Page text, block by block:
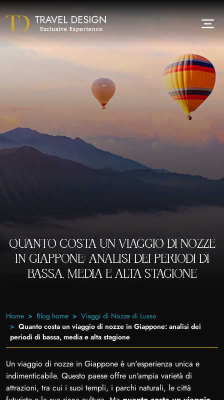
QUANTO COSTA UN VIAGGIO DI NOZZE
IN GIAPPONE: ANALISI DEI PERIODI DI
BASSA, MEDIA E ALTA STAGIONE
Home Blog home
Viaggi di Nozze di Lusso
Quanto costa un viaggio di nozze in Giappone: analisi dei
periodi di bassa, media e alta stagione
Un viaggio di nozze in Giappone è un'esperienza unica e
indimenticabile. Questo paese offre un'ampia varietà di
attrazioni, tra cui i suoi templi, i parchi naturali, le città